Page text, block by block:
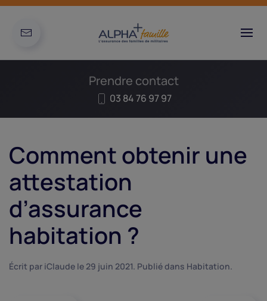
Prendre contact
03 84 76 97 97
Comment obtenir une
attestation
d’assurance
habitation ?
Écrit par iClaude le 29 juin 2021. Publié dans Habitation.